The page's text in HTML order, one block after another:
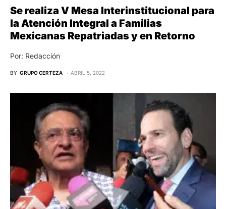
Se realiza V Mesa Interinstitucional para
la Atención Integral a Familias
Mexicanas Repatriadas y en Retorno
Por: Redacción
BY GRUPO CERTEZA ABRIL 5, 2022